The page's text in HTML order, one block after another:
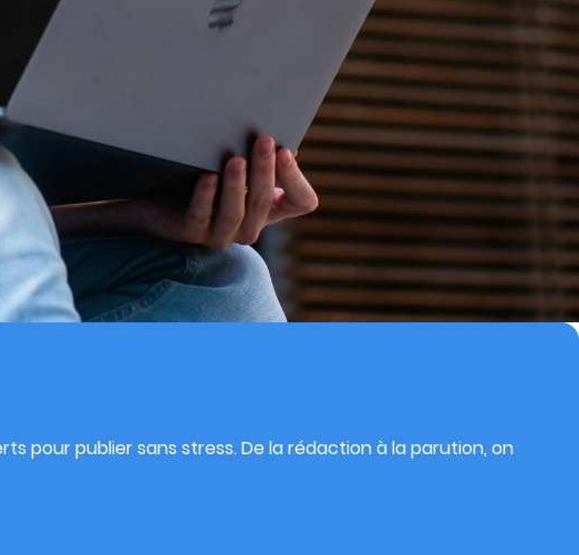
pour publier sans stress. De la rédaction à la parution, on